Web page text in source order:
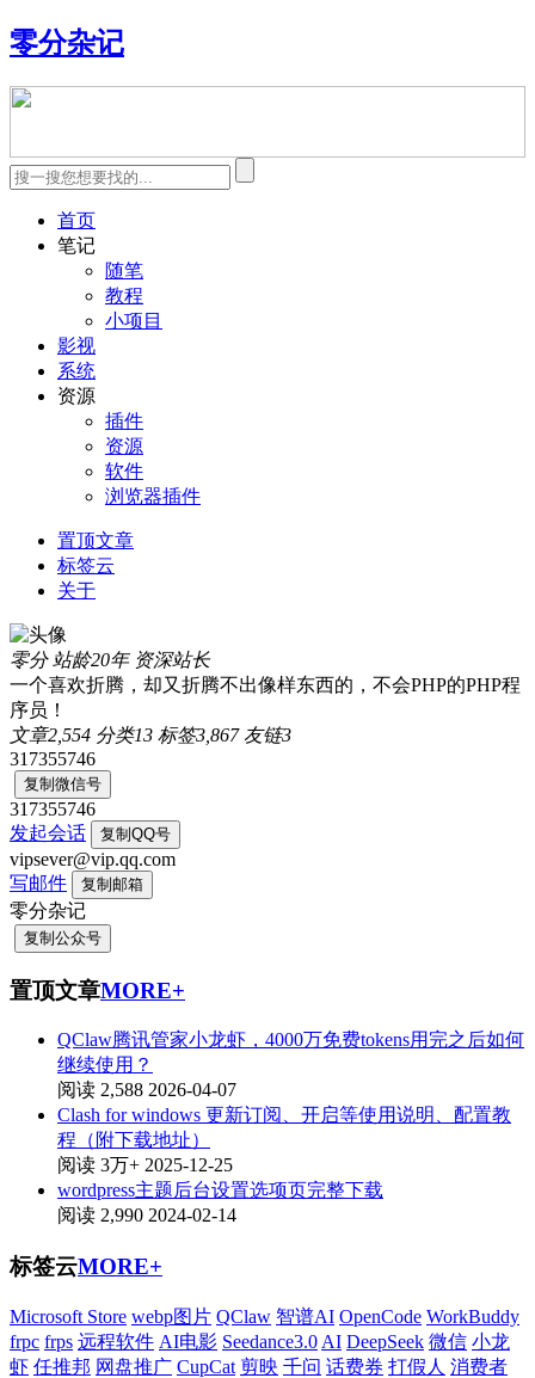
零分杂记
首页
笔记
随笔
教程
小项目
影视
系统
资源
插件
资源
软件
浏览器插件
置顶文章
标签云
关于
零分 站龄20年 资深站长
一个喜欢折腾，却又折腾不出像样东西的，不会PHP的PHP程
序员！
文章2,554 分类13 标签3,867 友链3
317355746
复制微信号
317355746
发起会话
复制QQ号
vipsever@vip.qq.com
写邮件
复制邮箱
零分杂记
复制公众号
置顶文章MORE+
QClaw腾讯管家小龙虾，4000万免费tokens用完之后如何
继续使用？
阅读 2,588 2026-04-07
Clash for windows 更新订阅、开启等使用说明、配置教
程（附下载地址）
阅读 3万+ 2025-12-25
wordpress主题后台设置选项页完整下载
阅读 2,990 2024-02-14
标签云MORE+
Microsoft Store webp图片 QClaw 智谱AI OpenCode WorkBuddy
frpc frps 远程软件 AI电影 Seedance3.0 AI DeepSeek 微信 小龙
虾 任推邦 网盘推广 CupCat 剪映 千问 话费券 打假人 消费者